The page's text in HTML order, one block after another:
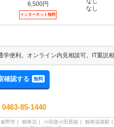
6,500円
インターネット無料
なし
確認する 無料
0463-85-1440
秦野市 鶴巻北 小田急小田原線 鶴巻温泉駅